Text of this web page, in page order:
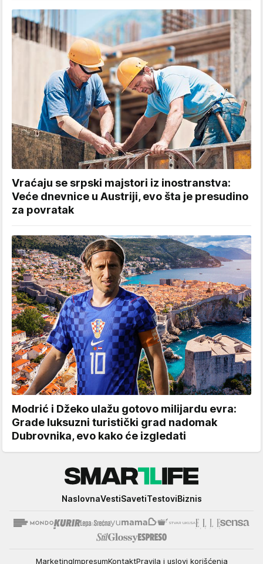
Vraćaju se srpski majstori iz inostranstva:
Veće dnevnice u Austriji, evo šta je presudino
za povratak
Modrić i Džeko ulažu gotovo milijardu evra:
Grade luksuzni turistički grad nadomak
Dubrovnika, evo kako će izgledati
NaslovnaVestiSavetiTestoviBiznis
MarketingImpresumKontaktPravila i uslovi korišćenja